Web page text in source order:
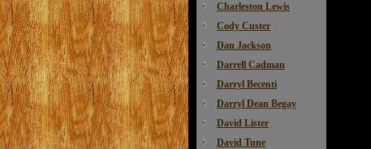
Charleston Lewis
Cody Custer
Dan Jackson
Darrell Cadman
Darryl Becenti
Darryl Dean Begay
David Lister
David Tune